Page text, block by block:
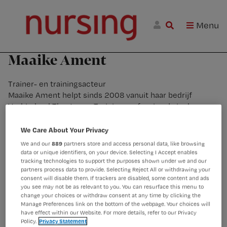
Menu
Maaike Ament
Trainer- en trainingsacteur
Maaike Ament helpt sinds 2008 vanuit haar bedrijf
Verbindend Theater en Training professionals in de zorg
samenwerkingen te verstevigen. Aan de hand van
herkenbare situaties uit de praktijk en met interactieve
werkvormen ontwikkel je samen nieuwe inzichten en
vaardigheden.
We Care About Your Privacy
We and our889 partners store and access personal data, like browsing
data or unique identifiers, on your device. Selecting I Accept enables
tracking technologies to support the purposes shown under we and our
partners process data to provide. Selecting Reject All or withdrawing your
consent will disable them. If trackers are disabled, some content and ads
you see may not be as relevant to you. You can resurface this menu to
change your choices or withdraw consent at any time by clicking the
Manage Preferences link on the bottom of the webpage. Your choices will
have effect within our Website. For more details, refer to our Privacy
Policy. Privacy Statement